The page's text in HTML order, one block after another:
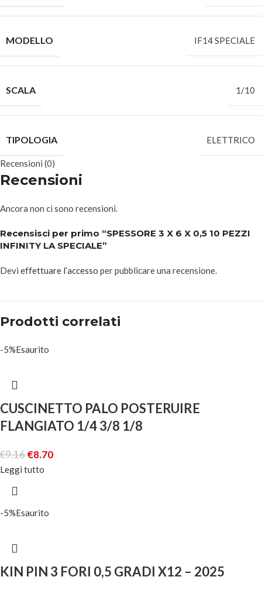
MODELLO IF14 SPECIALE
SCALA 1/10
TIPOLOGIA ELETTRICO
Recensioni (0)
Recensioni
Ancora non ci sono recensioni.
Recensisci per primo “SPESSORE 3 X 6 X 0,5 10 PEZZI
INFINITY LA SPECIALE”
Devi effettuare l’accesso per pubblicare una recensione.
Prodotti correlati
-5%Esaurito
CUSCINETTO PALO POSTERUIRE
FLANGIATO 1/4 3/8 1/8
€9.16€8.70
Leggi tutto
-5%Esaurito
KIN PIN 3 FORI 0,5 GRADI X12 – 2025